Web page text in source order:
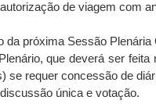
autorização de viagem com
da próxima Sessão
que deverá ser
se requer concessão de
única e votação.